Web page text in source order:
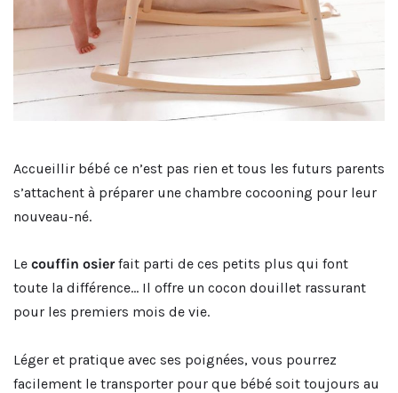
Accueillir bébé ce n’est pas rien et tous les futurs parents
s’attachent à préparer une chambre cocooning pour leur
nouveau-né.
Le couffin osierfait parti de ces petits plus qui font
toute la différence… Il offre un cocon douillet rassurant
pour les premiers mois de vie.
Léger et pratique avec ses poignées, vous pourrez
facilement le transporter pour que bébé soit toujours au